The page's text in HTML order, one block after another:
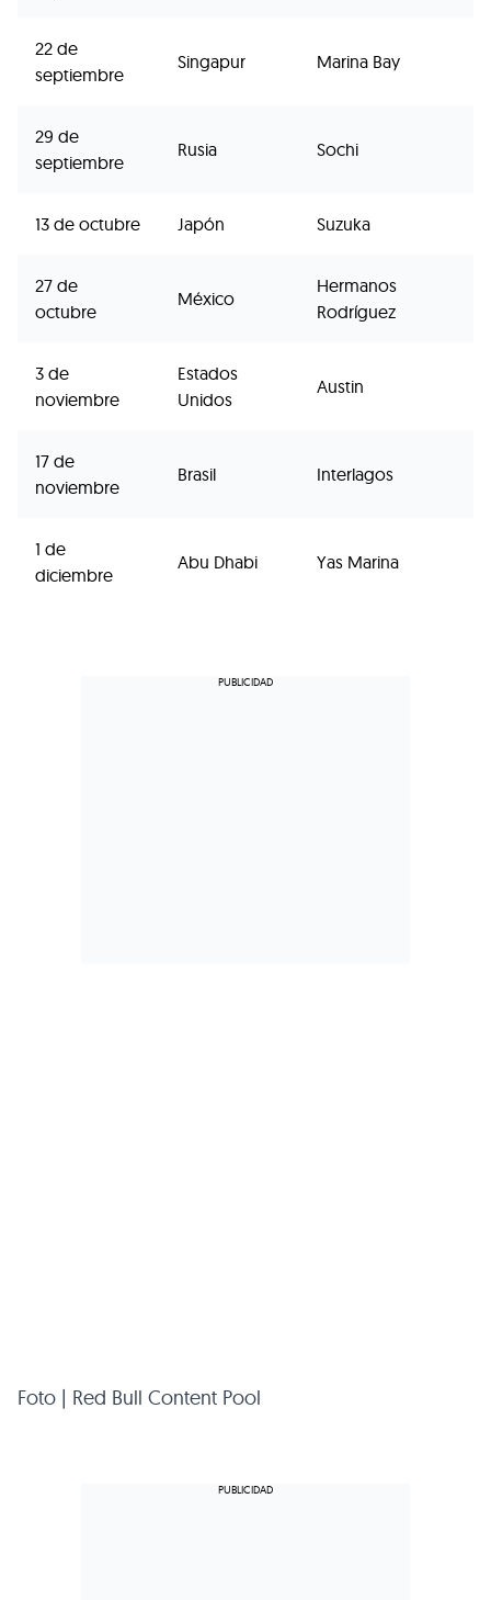
22 de
septiembre
Singapur Marina Bay
29 de
septiembre
Rusia Sochi
13 de octubre Japón Suzuka
27 de
octubre
México
Hermanos
Rodríguez
3 de
noviembre
Estados
Unidos
Austin
17 de
noviembre
Brasil Interlagos
1 de
diciembre
Abu Dhabi Yas Marina
Foto | Red Bull Content Pool